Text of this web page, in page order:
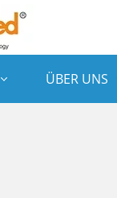
ÜBER UNS